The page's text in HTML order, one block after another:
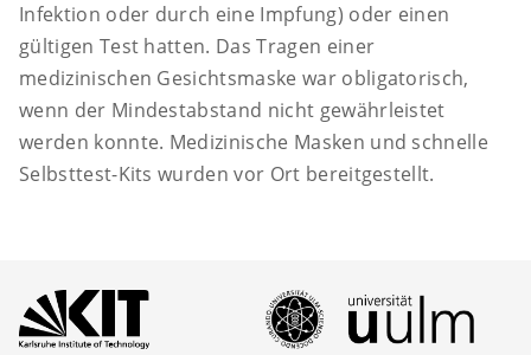
Infektion oder durch eine Impfung) oder einen
gültigen Test hatten. Das Tragen einer
medizinischen Gesichtsmaske war obligatorisch,
wenn der Mindestabstand nicht gewährleistet
werden konnte. Medizinische Masken und schnelle
Selbsttest-Kits wurden vor Ort bereitgestellt.